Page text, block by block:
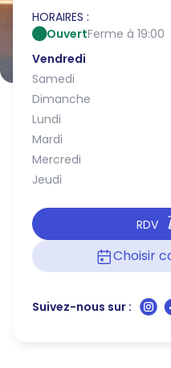
HORAIRES :
OuvertFerme à 19:00
Vendredi
Samedi
Dimanche
Lundi
Mardi
Mercredi
Jeudi
RDV
Choisir
Suivez-nous sur :